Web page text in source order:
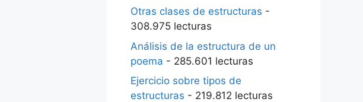
Otras clases de estructuras -
308.975 lecturas
Análisis de la estructura de un
poema - 285.601 lecturas
Ejercicio sobre tipos de
estructuras - 219.812 lecturas